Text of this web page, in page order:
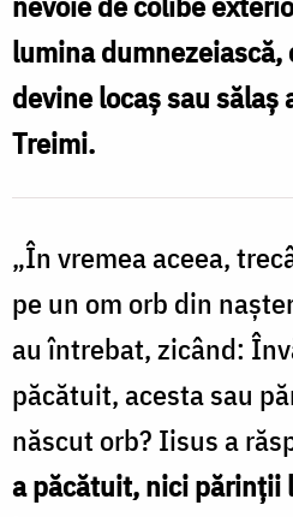
lumina
devine locaș sau sălaș
Treimi.
„În vremea aceea,
pe un om orb din
au întrebat, zicând:
păcătuit, acesta sau
născut orb? Iisus a
a păcătuit, nici părinții